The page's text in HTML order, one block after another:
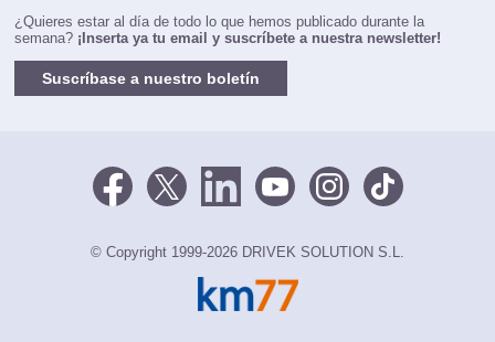
¿Quieres estar al día de todo lo que hemos publicado durante la
semana? ¡Inserta ya tu email y suscríbete a nuestra newsletter!
Suscríbase a nuestro boletín
© Copyright 1999-2026 DRIVEK SOLUTION S.L.